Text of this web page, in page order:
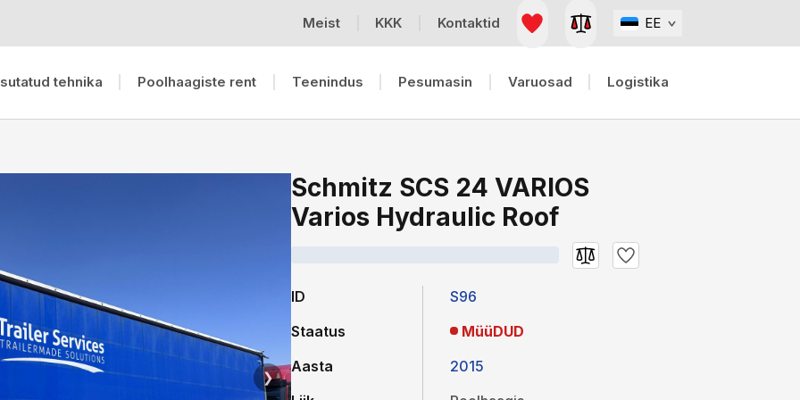
Meist KKK Kontaktid EE
tehnika Poolhaagiste rent Teenindus Pesumasin Varuosad Logistika
❯
Schmitz SCS 24 VARIOS
Varios Hydraulic Roof
ID
Staatus
Aasta
S96
MüüDUD
2015